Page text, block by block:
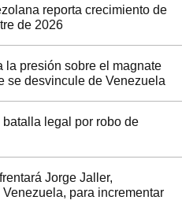
reporta crecimiento de
de 2026
la presión sobre el magnate
se desvincule de Venezuela
legal por robo de
Jorge Jaller,
para incrementar